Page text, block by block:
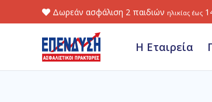
Δωρεάν ασφάλιση 2 παιδιών ηλικίας έως
Η Εταιρεία